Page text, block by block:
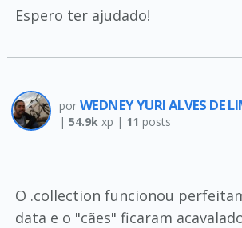
Espero ter ajudado!
por WEDNEY YURI ALVES DE
| 54.9kxp | 11 posts
O .collection funcionou
data e o "cães" ficaram